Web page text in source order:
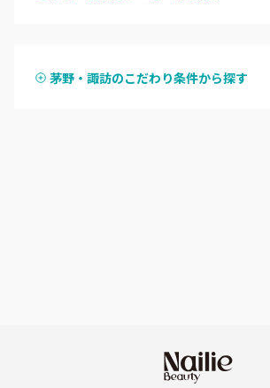
松本・塩尻
ハンドスカルプ
茅野・諏訪のこだわり条件から探す